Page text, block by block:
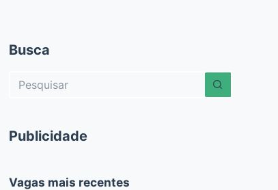
Busca
Sem
Publicidade
Vagas mais recentes